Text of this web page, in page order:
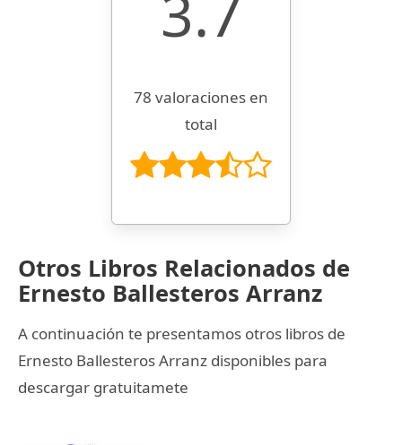
78 valoraciones en
total
Otros Libros Relacionados de
Ernesto Ballesteros Arranz
A continuación te presentamos otros libros de
Ernesto Ballesteros Arranz disponibles para
descargar gratuitamete